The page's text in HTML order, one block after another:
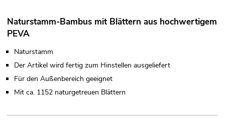
Naturstamm-Bambus mit Blättern aus hochwertigem
PEVA
Naturstamm
Der Artikel wird fertig zum Hinstellen ausgeliefert
Für den Außenbereich geeignet
Mit ca. 1152 naturgetreuen Blättern